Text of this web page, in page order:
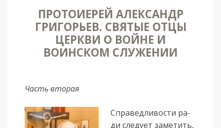
ПРОТОИЕРЕЙ АЛЕКСАНДР
ГРИГОРЬЕВ. СВЯТЫЕ ОТЦЫ
ЦЕРКВИ О ВОЙНЕ И
ВОИНСКОМ СЛУЖЕНИИ
Часть вторая
Спра­вед­ли­вос­ти ра­
ди сле­ду­ет за­ме­тить,